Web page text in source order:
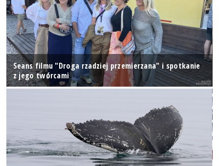
Seans filmu "Droga rzadziej przemierzana" i spotkanie
z jego twórcami